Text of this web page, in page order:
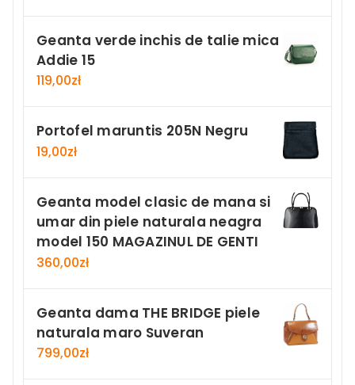
Geanta verde inchis de talie mica
Addie 15
119,00zł
Portofel maruntis 205N Negru
19,00zł
Geanta model clasic de mana si
umar din piele naturala neagra
model 150 MAGAZINUL DE GENTI
360,00zł
Geanta dama THE BRIDGE piele
naturala maro Suveran
799,00zł